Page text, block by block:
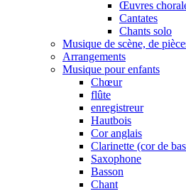
Œuvres
Cantates
Chants solo
Musique de scène, de
Arrangements
Musique pour enfants
Chœur
flûte
enregistreur
Hautbois
Cor anglais
Clarinette (cor de
Saxophone
Basson
Chant